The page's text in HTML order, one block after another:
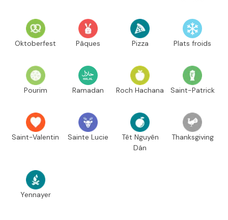
Oktoberfest Pâques Pizza Plats froids
Pourim Ramadan Roch Hachana Saint-Patrick
Saint-Valentin Sainte Lucie
Têt Nguyên
Dán
Thanksgiving
Yennayer